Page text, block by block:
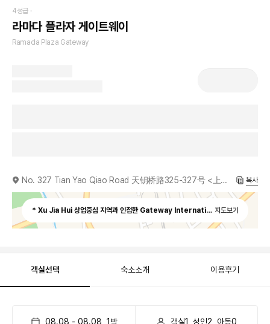
4성급 ·
라마다 플라자 게이트웨이
Ramada Plaza Gateway
No. 327 Tian Yao Qiao Road 天钥桥路325-327号 <上海嘉匯华美达大酒店>, 200030 복사
지도보기
객실선택 숙소소개 이용후기
08.08 - 08.08 1 박 객실1, 성인2, 아동0